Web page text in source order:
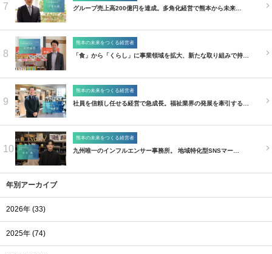
7 グループ売上高200億円を達成。多角化経営で熊本から未来…
8
熊本の未来をつくる経営者
「食」から「くらし」に事業領域を拡大、新たな取り組みで持…
9
熊本の未来をつくる経営者
社員を信頼し任せる経営で急成長。福祉業界の発展を牽引する…
10
熊本の未来をつくる経営者
九州唯一のインフルエンサー事務所。 地域特化型SNSマー…
年別アーカイブ
2026年 (33)
2025年 (74)